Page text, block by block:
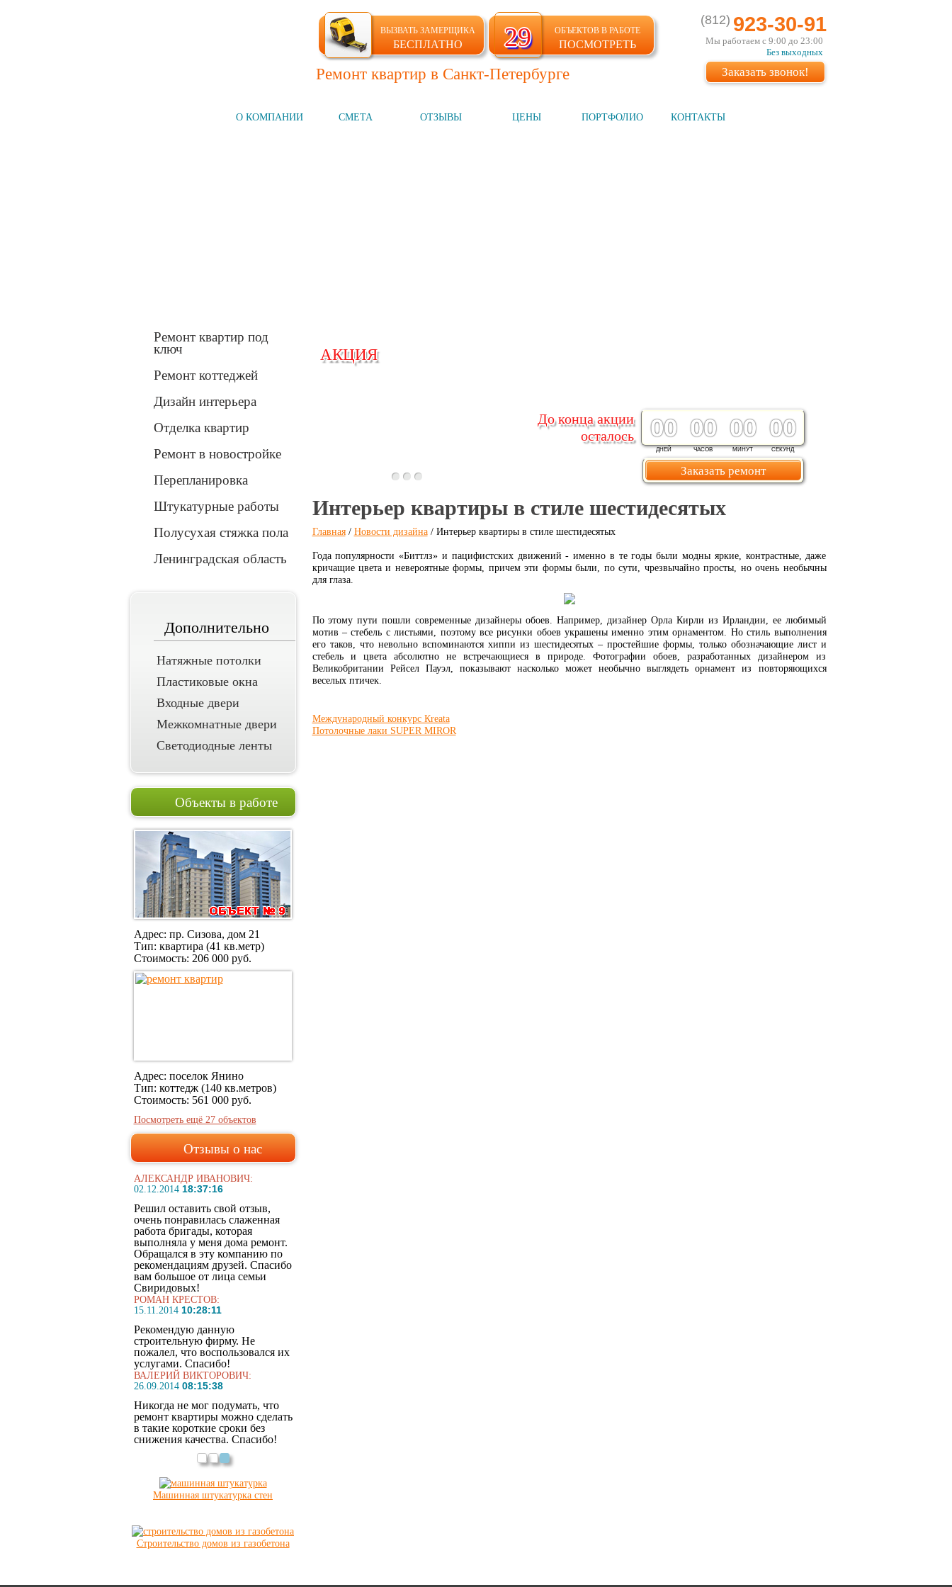
ВЫЗВАТЬ ЗАМЕРЩИКА
БЕСПЛАТНО 29
29 ОБЪЕКТОВ В РАБОТЕ
ПОСМОТРЕТЬ
(812) 923-30-91
Мы работаем с 9:00 до 23:00
Без выходных
Ремонт квартир в Санкт-Петербурге Заказать звонок!
О КОМПАНИИ СМЕТА ОТЗЫВЫ ЦЕНЫ ПОРТФОЛИО КОНТАКТЫ
АКЦИЯ
АКЦИЯ
Вперед
00
ДНЕЙ
00
ЧАСОВ
00
МИНУТ
00
СЕКУНД
До конца акции
осталось
До конца акции
осталось
Заказать ремонт
Ремонт квартир под
ключ
Ремонт коттеджей
Дизайн интерьера
Отделка квартир
Ремонт в новостройке
Перепланировка
Штукатурные работы
Полусухая стяжка пола
Ленинградская область
Дополнительно
Натяжные потолки
Пластиковые окна
Входные двери
Межкомнатные двери
Светодиодные ленты
Объекты в работе
Адрес: пр. Сизова, дом 21
Тип: квартира (41 кв.метр)
Стоимость: 206 000 руб.
Адрес: поселок Янино
Тип: коттедж (140 кв.метров)
Стоимость: 561 000 руб.
Посмотреть ещё 27 объектов
Отзывы о нас
АЛЕКСАНДР ИВАНОВИЧ:
02.12.2014 18:37:16
Решил оставить свой отзыв,
очень понравилась слаженная
работа бригады, которая
выполняла у меня дома ремонт.
Обращался в эту компанию по
рекомендациям друзей. Спасибо
вам большое от лица семьи
Свиридовых!
РОМАН КРЕСТОВ:
15.11.2014 10:28:11
Рекомендую данную
строительную фирму. Не
пожалел, что воспользовался их
услугами. Спасибо!
ВАЛЕРИЙ ВИКТОРОВИЧ:
26.09.2014 08:15:38
Никогда не мог подумать, что
ремонт квартиры можно сделать
в такие короткие сроки без
снижения качества. Спасибо!
Машинная штукатурка стен
Строительство домов из газобетона
Интерьер квартиры в стиле шестидесятых
Главная/ Новости дизайна/ Интерьер квартиры в стиле шестидесятых
Года популярности «Биттлз» и пацифистских движений - именно в те годы были модны яркие, контрастные, даже
кричащие цвета и невероятные формы, причем эти формы были, по сути, чрезвычайно просты, но очень необычны
для глаза.
По этому пути пошли современные дизайнеры обоев. Например, дизайнер Орла Кирли из Ирландии, ее любимый
мотив – стебель с листьями, поэтому все рисунки обоев украшены именно этим орнаментом. Но стиль выполнения
его таков, что невольно вспоминаются хиппи из шестидесятых – простейшие формы, только обозначающие лист и
стебель и цвета абсолютно не встречающиеся в природе. Фотографии обоев, разработанных дизайнером из
Великобритании Рейсел Пауэл, показывают насколько может необычно выглядеть орнамент из повторяющихся
веселых птичек.
Международный конкурс Кreata
Потолочные лаки SUPER MIROR